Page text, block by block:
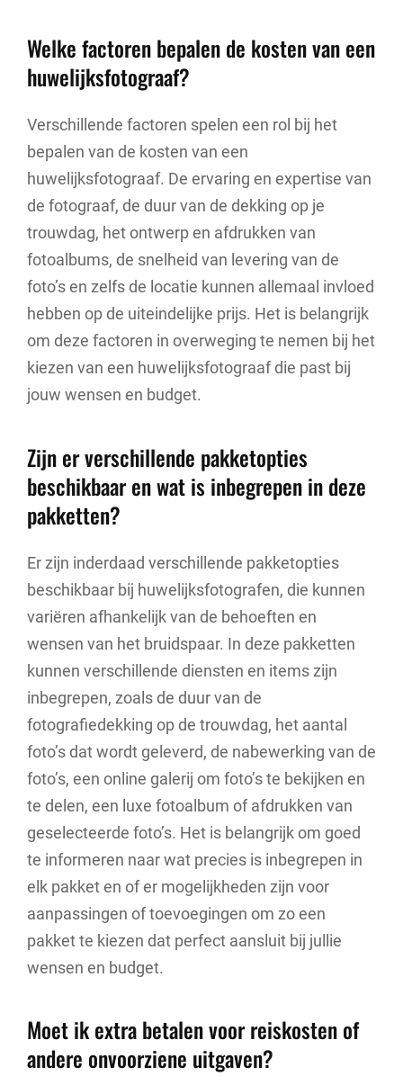
Welke factoren bepalen de kosten van een
huwelijksfotograaf?
Verschillende factoren spelen een rol bij het
bepalen van de kosten van een
huwelijksfotograaf. De ervaring en expertise van
de fotograaf, de duur van de dekking op je
trouwdag, het ontwerp en afdrukken van
fotoalbums, de snelheid van levering van de
foto’s en zelfs de locatie kunnen allemaal invloed
hebben op de uiteindelijke prijs. Het is belangrijk
om deze factoren in overweging te nemen bij het
kiezen van een huwelijksfotograaf die past bij
jouw wensen en budget.
Zijn er verschillende pakketopties
beschikbaar en wat is inbegrepen in deze
pakketten?
Er zijn inderdaad verschillende pakketopties
beschikbaar bij huwelijksfotografen, die kunnen
variëren afhankelijk van de behoeften en
wensen van het bruidspaar. In deze pakketten
kunnen verschillende diensten en items zijn
inbegrepen, zoals de duur van de
fotografiedekking op de trouwdag, het aantal
foto’s dat wordt geleverd, de nabewerking van de
foto’s, een online galerij om foto’s te bekijken en
te delen, een luxe fotoalbum of afdrukken van
geselecteerde foto’s. Het is belangrijk om goed
te informeren naar wat precies is inbegrepen in
elk pakket en of er mogelijkheden zijn voor
aanpassingen of toevoegingen om zo een
pakket te kiezen dat perfect aansluit bij jullie
wensen en budget.
Moet ik extra betalen voor reiskosten of
andere onvoorziene uitgaven?